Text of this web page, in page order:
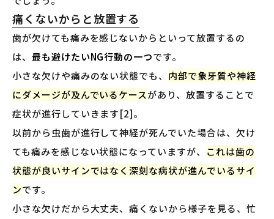
痛くないからと放置する
歯が欠けても痛みを感じないからといって放置するの
は、 最も避けたいNG行動の一つです。
小さな欠けや痛みのない状態でも、 内部で象牙質や神経
にダメージが及んでいるケースがあり、放置することで
症状が進行していきます[2]。
以前から虫歯が進行して神経が死んでいた場合は、欠け
ても痛みを感じない状態になっていますが、
これは歯の
状態が良いサインではなく深刻な病状が進んでいるサイ
ンです。
小さな欠けだから大丈夫、痛くないから様子を見る、忙